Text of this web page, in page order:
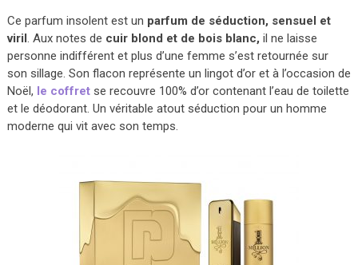
Ce parfum insolent est un parfum de séduction, sensuel et
viril . Aux notes de cuir blond et de bois blanc, il ne laisse
personne indifférent et plus d’une femme s’est retournée sur
son sillage. Son flacon représente un lingot d’or et à l’occasion de
Noël, le coffretse recouvre 100% d’or contenant l’eau de toilette
et le déodorant. Un véritable atout séduction pour un homme
moderne qui vit avec son temps.